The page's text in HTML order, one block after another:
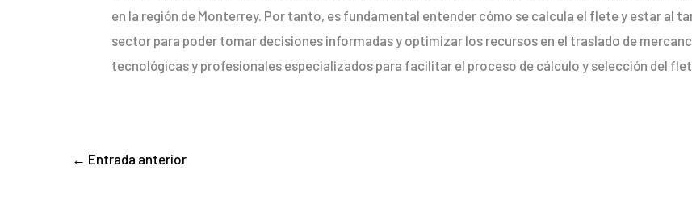
en la región de Monterrey. Por tanto, es fundamental entender cómo se calcula el flete y estar al
sector para poder tomar decisiones informadas y optimizar los recursos en el traslado de
tecnológicas y profesionales especializados para facilitar el proceso de cálculo y selección del
← Entrada anterior